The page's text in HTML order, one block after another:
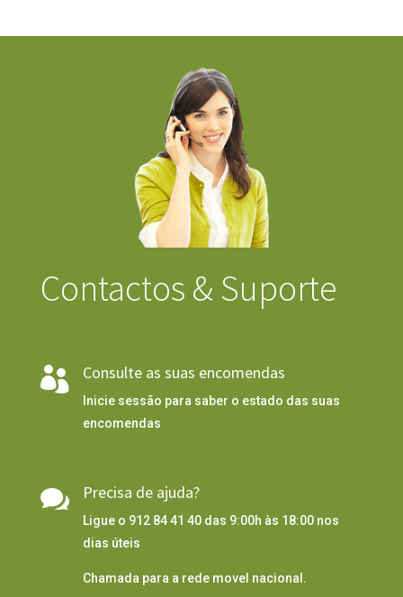
Contactos & Suporte
 Consulte as suas encomendas
Inicie sessão para saber o estado das suas
encomendas
 Precisa de ajuda?
Ligue o 912 84 41 40 das 9:00h às 18:00 nos
dias úteis
Chamada para a rede movel nacional.